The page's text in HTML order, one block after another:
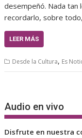
desempeñó. Nada
recordarlo, sobre
LEER MÁS
Desde la Cultura, Es
Audio en vivo
Disfrute en nuestra